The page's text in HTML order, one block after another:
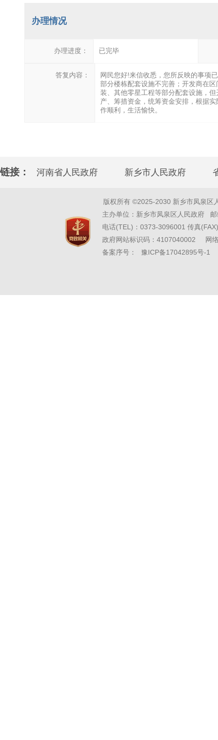
办理情况
办理进度： 已完毕
答复内容：
网民您好!来信收悉，您所反映的事项
部分楼栋配套设施不完善；开发商在
装、其他零星工程等部分配套设施，
产、筹措资金，统筹资金安排，根据
作顺利，生活愉快。
链接： 河南省人民政府 新乡市人民政府
版权所有 ©2025-2030 新乡市凤泉区
主办单位：新乡市凤泉区人民政府
电话(TEL)：0373-3096001 传真
政府网站标识码：4107040002 网
备案序号：
豫ICP备17042895号-1